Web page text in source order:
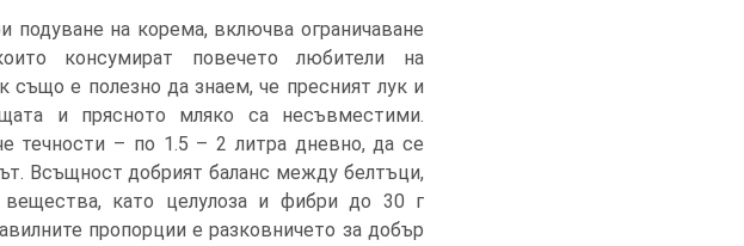
подуване на корема, включва ограничаване
консумират повечето любители на
също е полезно да знаем, че пресният лук и
и прясното мляко са несъвместими.
течности – по 1.5 – 2 литра дневно, да се
Всъщност добрият баланс между белтъци,
вещества, като целулоза и фибри до 30 г
пропорции е разковничето за добър